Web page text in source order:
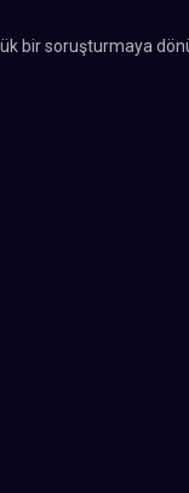
bir soruşturmaya